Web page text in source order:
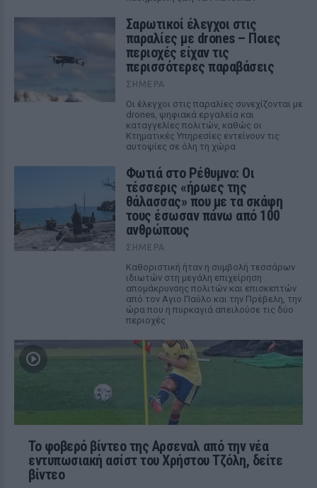
Σαρωτικοί έλεγχοι στις
παραλίες με drones – Ποιες
περιοχές είχαν τις
περισσότερες παραβάσεις
ΣΉΜΕΡΑ
Οι έλεγχοι στις παραλίες συνεχίζονται με
drones, ψηφιακά εργαλεία και
καταγγελίες πολιτών, καθώς οι
Κτηματικές Υπηρεσίες εντείνουν τις
αυτοψίες σε όλη τη χώρα
Φωτιά στο Ρέθυμνο: Οι
τέσσερις «ήρωες της
θάλασσας» που με τα σκάφη
τους έσωσαν πάνω από 100
ανθρώπους
ΣΉΜΕΡΑ
Καθοριστική ήταν η συμβολή τεσσάρων
ιδιωτών στη μεγάλη επιχείρηση
απομάκρυνσης πολιτών και επισκεπτών
από τον Αγιο Παύλο και την Πρέβελη, την
ώρα που η πυρκαγιά απειλούσε τις δύο
περιοχές
Το φοβερό βίντεο της Αρσεναλ από την νέα
εντυπωσιακή ασίστ του Χρήστου Τζόλη, δείτε
βίντεο